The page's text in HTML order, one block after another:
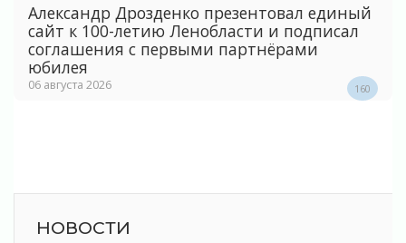
Александр Дрозденко презентовал единый
сайт к 100-летию Ленобласти и подписал
соглашения с первыми партнёрами
юбилея
06 августа 2026 160
НОВОСТИ